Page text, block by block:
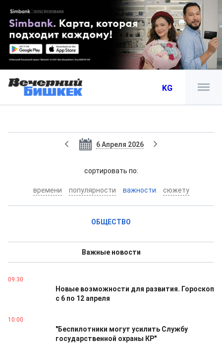
KG
6 Апреля 2026
cортировать по:
времени популярности важности сюжету
ОБЩЕСТВО
Важные новости
09:30
Новые возможности для развития. Гороскоп
с 6 по 12 апреля
10:00
"Беспилотники могут усилить Службу
государственной охраны КР"